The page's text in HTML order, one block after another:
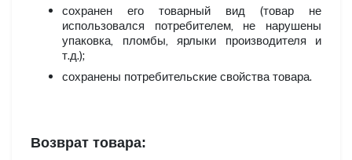
сохранен его товарный вид (товар не
использовался потребителем, не нарушены
упаковка, пломбы, ярлыки производителя и
т.д.);
сохранены потребительские свойства товара.
Возврат товара: